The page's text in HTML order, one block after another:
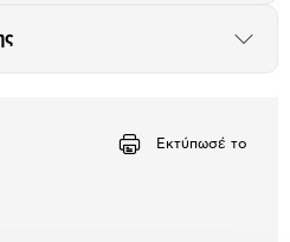
Άνοιξε
Εκτύπωσέ το